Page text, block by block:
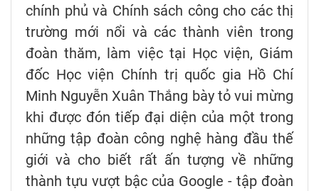
chính phủ và Chính sách công cho các thị
trường mới nổi và các thành viên trong
đoàn thăm, làm việc tại Học viện, Giám
đốc Học viện Chính trị quốc gia Hồ Chí
Minh Nguyễn Xuân Thắng bày tỏ vui mừng
khi được đón tiếp đại diện của một trong
những tập đoàn công nghệ hàng đầu thế
giới và cho biết rất ấn tượng về những
thành tựu vượt bậc của Google - tập đoàn